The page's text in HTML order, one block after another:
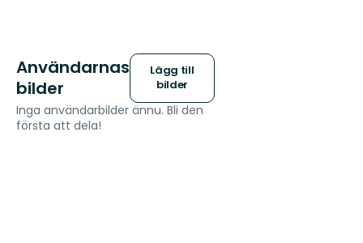
Användarnas
bilder
Lägg till
bilder
Inga användarbilder ännu. Bli den
första att dela!